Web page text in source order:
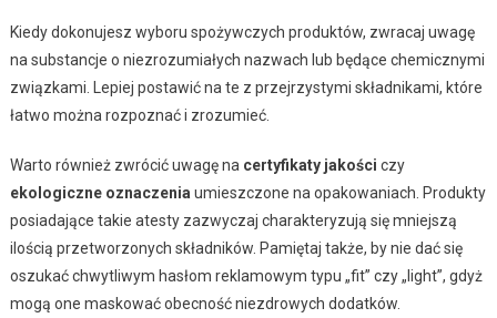
Kiedy dokonujesz wyboru spożywczych produktów, zwracaj uwagę
na substancje o niezrozumiałych nazwach lub będące chemicznymi
związkami. Lepiej postawić na te z przejrzystymi składnikami, które
łatwo można rozpoznać i zrozumieć.
Warto również zwrócić uwagę na certyfikaty jakości czy
ekologiczne oznaczenia umieszczone na opakowaniach. Produkty
posiadające takie atesty zazwyczaj charakteryzują się mniejszą
ilością przetworzonych składników. Pamiętaj także, by nie dać się
oszukać chwytliwym hasłom reklamowym typu „fit” czy „light”, gdyż
mogą one maskować obecność niezdrowych dodatków.